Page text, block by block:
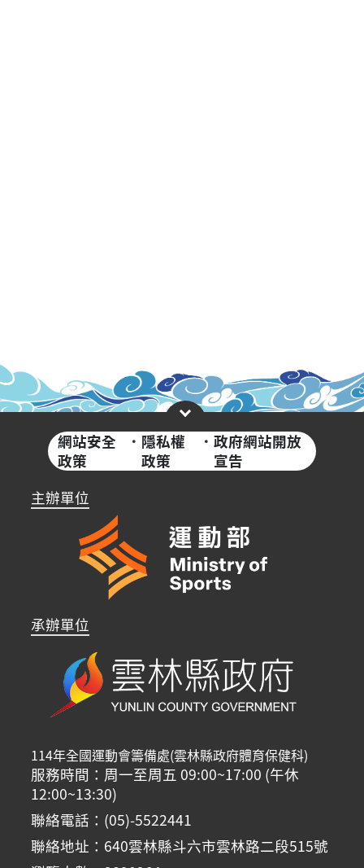
網站安全
政策
· 隱私權
政策
·政府網站開放
宣告
主辦單位
承辦單位
114年全國運動會籌備處(雲林縣政府體育保健科)
服務時間：周一至周五 09:00~17:00 (午休
12:00~13:30)
聯絡電話：(05)-5522441
聯絡地址：640雲林縣斗六市雲林路二段515號